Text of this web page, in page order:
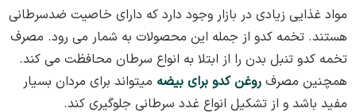
مواد غذایی زیادی در بازار وجود دارد که دارای خاصیت ضدسرطانی
هستند. تخمه کدو از جمله این محصولات به شمار می ‌رود. مصرف
تخمه کدو تنبل بدن را از ابتلا به انواع سرطان محافظت می کند.
همچنین مصرف روغن کدو برای بیضه میتواند برای مردان بسیار
مفید باشد و از تشکیل انواع غدد سرطانی جلوگیری کند.